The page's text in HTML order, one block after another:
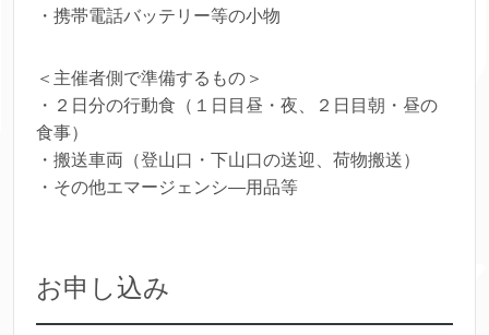
・携帯電話バッテリー等の小物
＜主催者側で準備するもの＞
・２日分の行動食（１日目昼・夜、２日目朝・昼の
食事）
・搬送車両（登山口・下山口の送迎、荷物搬送）
・その他エマージェンシ―用品等
お申し込み